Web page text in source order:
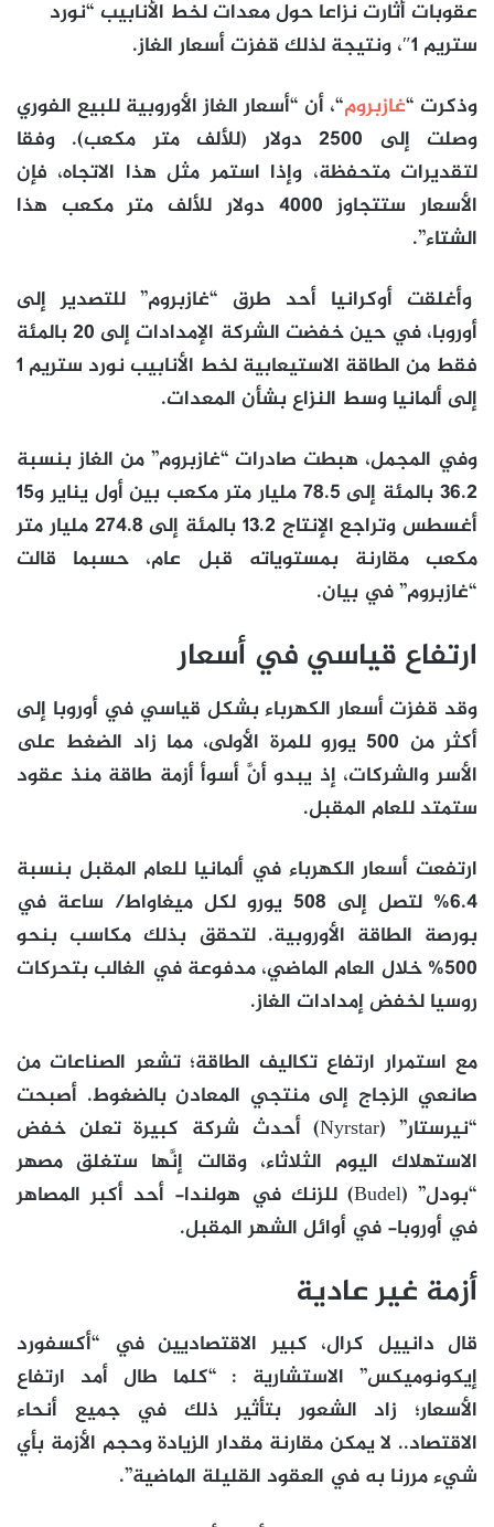
عقوبات أثارت نزاعا حول معدات لخط الأنابيب “نورد
ستريم 1″، ونتيجة لذلك قفزت أسعار الغاز.
وذكرت “غازبروم“، أن “أسعار الغاز الأوروبية للبيع الفوري
وصلت إلى 2500 دولار (للألف متر مكعب). وفقا
لتقديرات متحفظة، وإذا استمر مثل هذا الاتجاه، فإن
الأسعار ستتجاوز 4000 دولار للألف متر مكعب هذا
الشتاء”.
وأغلقت أوكرانيا أحد طرق “غازبروم” للتصدير إلى
أوروبا، في حين خفضت الشركة الإمدادات إلى 20 بالمئة
فقط من الطاقة الاستيعابية لخط الأنابيب نورد ستريم 1
إلى ألمانيا وسط النزاع بشأن المعدات.
وفي المجمل، هبطت صادرات “غازبروم” من الغاز بنسبة
36.2 بالمئة إلى 78.5 مليار متر مكعب بين أول يناير و15
أغسطس وتراجع الإنتاج 13.2 بالمئة إلى 274.8 مليار متر
مكعب مقارنة بمستوياته قبل عام، حسبما قالت
“غازبروم” في بيان.
ارتفاع قياسي في أسعار
وقد قفزت أسعار الكهرباء بشكل قياسي في أوروبا إلى
أكثر من 500 يورو للمرة الأولى، مما زاد الضغط على
الأسر والشركات، إذ يبدو أنَّ أسوأ أزمة طاقة منذ عقود
ستمتد للعام المقبل.
ارتفعت أسعار الكهرباء في ألمانيا للعام المقبل بنسبة
6.4% لتصل إلى 508 يورو لكل ميغاواط/ ساعة في
بورصة الطاقة الأوروبية. لتحقق بذلك مكاسب بنحو
500% خلال العام الماضي، مدفوعة في الغالب بتحركات
روسيا لخفض إمدادات الغاز.
مع استمرار ارتفاع تكاليف الطاقة؛ تشعر الصناعات من
صانعي الزجاج إلى منتجي المعادن بالضغوط. أصبحت
“نيرستار” (Nyrstar) أحدث شركة كبيرة تعلن خفض
الاستهلاك اليوم الثلاثاء، وقالت إنَّها ستغلق مصهر
“بودل” (Budel) للزنك في هولندا- أحد أكبر المصاهر
في أوروبا- في أوائل الشهر المقبل.
أزمة غير عادية
قال دانييل كرال، كبير الاقتصاديين في “أكسفورد
إيكونوميكس” الاستشارية : “كلما طال أمد ارتفاع
الأسعار؛ زاد الشعور بتأثير ذلك في جميع أنحاء
الاقتصاد.. لا يمكن مقارنة مقدار الزيادة وحجم الأزمة بأي
شيء مررنا به في العقود القليلة الماضية”.